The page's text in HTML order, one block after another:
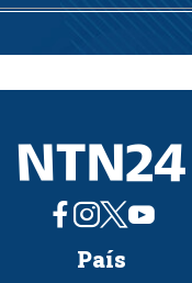
País